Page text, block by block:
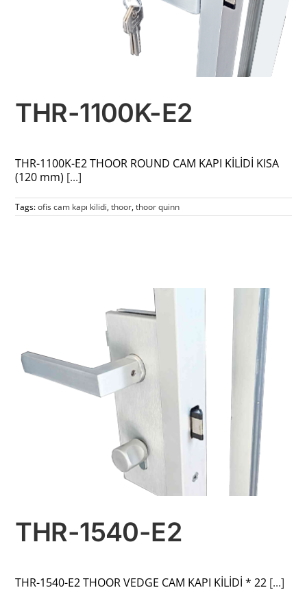
THR-1100K-E2
THR-1100K-E2 THOOR ROUND CAM KAPI KİLİDİ KISA
(120 mm) [...]
Tags:ofis cam kapı kilidi,thoor,thoor quinn
THR-1540-E2
THR-1540-E2 THOOR VEDGE CAM KAPI KİLİDİ * 22 [...]